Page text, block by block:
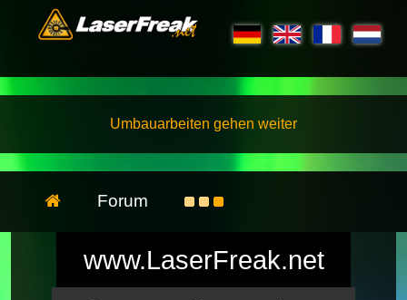
Umbauarbeiten gehen weiter
Forum
www.LaserFreak.net